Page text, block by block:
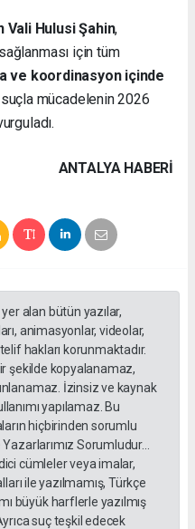
Vali Hulusi Şahin,
için tüm
ve koordinasyon içinde
mücadelenin 2026
ANTALYA HABERİ
alan bütün yazılar,
animasyonlar, videolar,
hakları korunmaktadır.
şekilde kopyalanamaz,
İzinsiz ve kaynak
yapılamaz. Bu
hiçbirinden sorumlu
Sorumludur...
cümleler veya imalar,
ile yazılmamış, Türkçe
büyük harflerle yazılmış
suç teşkil edecek